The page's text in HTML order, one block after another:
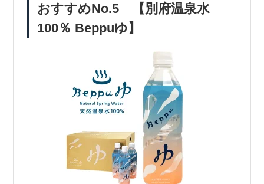
おすすめNo.5 【別府温泉水
100％ Beppuゆ】